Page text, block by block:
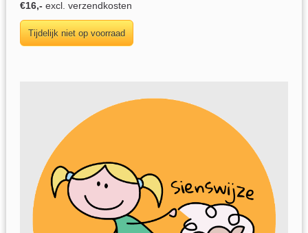
€16,- excl. verzendkosten